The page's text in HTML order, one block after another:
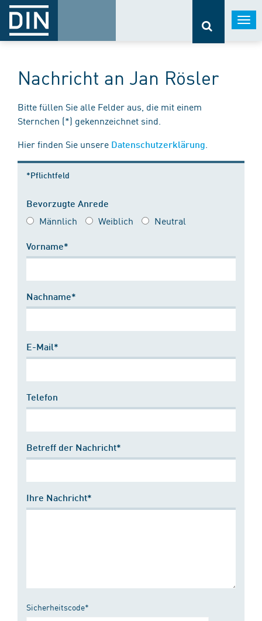
Nachricht an Jan Rösler
Bitte füllen Sie alle Felder aus, die mit einem
Sternchen (*) gekennzeichnet sind.
Hier finden Sie unsere Datenschutzerklärung
*Pflichtfeld
Bevorzugte Anrede
Männlich Weiblich Neutral
Vorname*
Nachname*
E-Mail*
Telefon
Betreff der Nachricht*
Ihre Nachricht*
Sicherheitscode*